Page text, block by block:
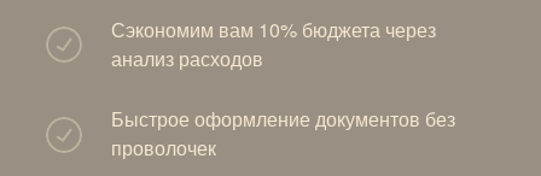
Быстрое оформление документов без
проволочек
Сэкономим вам 10% бюджета через
анализ расходов